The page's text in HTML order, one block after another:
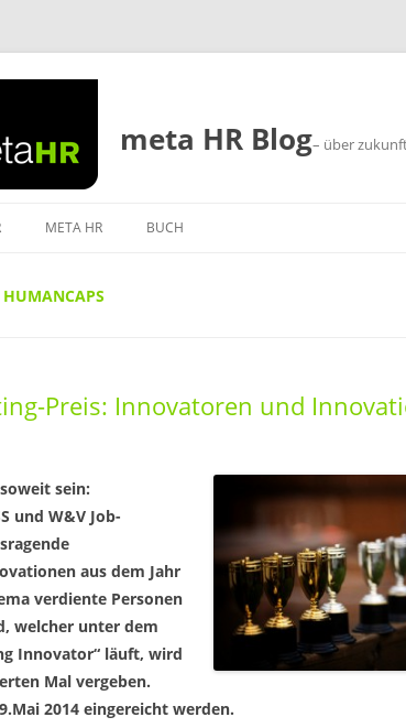
meta HR Blog– über
META HR BUCH
HUMANCAPS
Preis: Innovatoren und
sein:
und W&V Job-
aus dem Jahr
verdiente Personen
welcher unter dem
Innovator“ läuft, wird
Mal vergeben.
2014 eingereicht werden.